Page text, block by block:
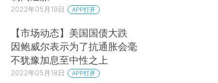
2022年05月19日 APP打开
【市场动态】美国国债大跌
因鲍威尔表示为了抗通胀会毫
不犹豫加息至中性之上
2022年05月18日 APP打开